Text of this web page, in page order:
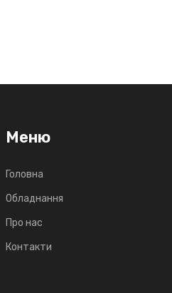
Меню
Головна
Обладнання
Про нас
Контакти